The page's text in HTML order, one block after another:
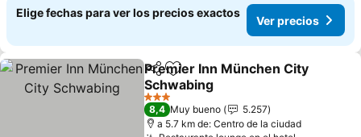
Elige fechas para ver los precios exactos
Ver precios
CompartirAgregar a favoritos
Premier Inn München City
Schwabing
3 Estrellas
8,4 Muy bueno
5.257
a 5.7 km de: Centro de la ciudad